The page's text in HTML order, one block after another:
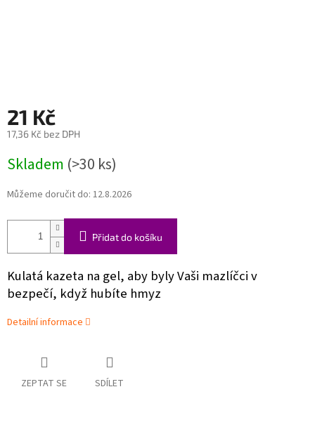
21 Kč
17,36 Kč bez DPH
cena:
Skladem (>30 ks)
Můžeme doručit do: 12.8.2026
Přidat do košíku
Kulatá kazeta na gel, aby byly Vaši mazlíčci v
bezpečí, když hubíte hmyz
Detailní informace
ZEPTAT SE SDÍLET